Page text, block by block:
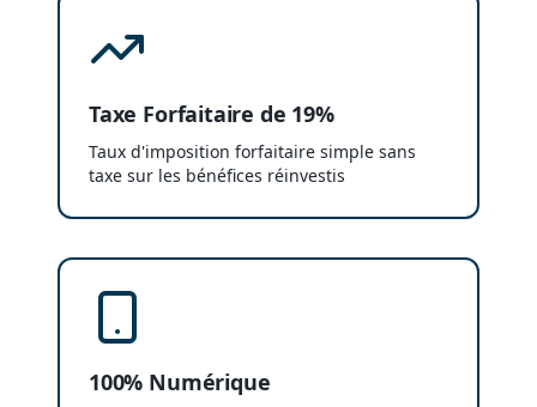
Taxe Forfaitaire de 19%
Taux d'imposition forfaitaire simple sans
taxe sur les bénéfices réinvestis
100% Numérique